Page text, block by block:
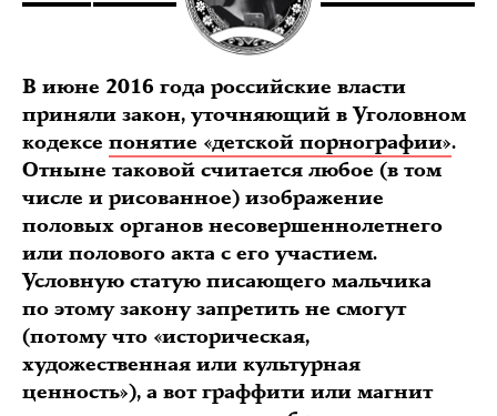
В июне 2016 года российские власти
приняли закон, уточняющий в Уголовном
кодексе понятие «детской порнографии».
Отныне таковой считается любое (в том
числе и рисованное) изображение
половых органов несовершеннолетнего
или полового акта с его участием.
Условную статую писающего мальчика
по этому закону запретить не смогут
(потому что «историческая,
художественная или культурная
ценность»), а вот граффити или магнит